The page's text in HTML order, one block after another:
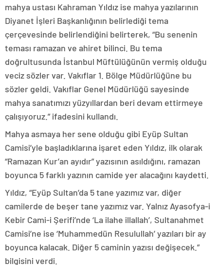
mahya ustası Kahraman Yıldız ise mahya yazılarının
Diyanet İşleri Başkanlığının belirlediği tema
çerçevesinde belirlendiğini belirterek, “Bu senenin
teması ramazan ve ahiret bilinci. Bu tema
doğrultusunda İstanbul Müftülüğünün vermiş olduğu
veciz sözler var. Vakıflar 1. Bölge Müdürlüğüne bu
sözler geldi. Vakıflar Genel Müdürlüğü sayesinde
mahya sanatımızı yüzyıllardan beri devam ettirmeye
çalışıyoruz.” ifadesini kullandı.
Mahya asmaya her sene olduğu gibi Eyüp Sultan
Camisi’yle başladıklarına işaret eden Yıldız, ilk olarak
“Ramazan Kur’an ayıdır” yazısının asıldığını, ramazan
boyunca 5 farklı yazının camide yer alacağını kaydetti.
Yıldız, “Eyüp Sultan’da 5 tane yazımız var, diğer
camilerde de beşer tane yazımız var. Yalnız Ayasofya-i
Kebir Cami-i Şerifi’nde ‘La ilahe illallah’, Sultanahmet
Camisi’ne ise ‘Muhammedün Resulullah’ yazıları bir ay
boyunca kalacak. Diğer 5 caminin yazısı değişecek.”
bilgisini verdi.